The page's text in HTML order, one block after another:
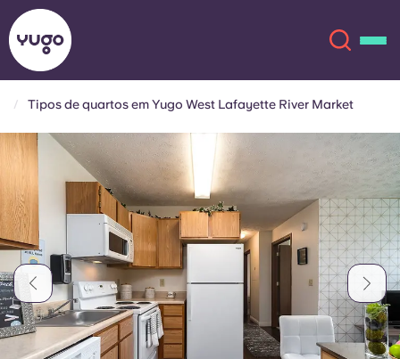
Sobre
Localizações
Mais
English (GB)
English (US)
Chinese Español
Català Deutsch
Italian French
Tipos de quartos em Yugo West Lafayette River Market